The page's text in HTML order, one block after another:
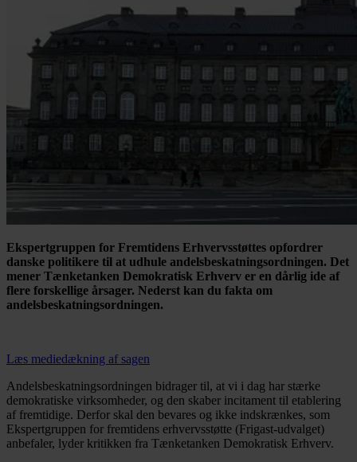
Ekspertgruppen for Fremtidens Erhvervsstøttes opfordrer
danske politikere til at udhule andelsbeskatningsordningen. Det
mener Tænketanken Demokratisk Erhverv er en dårlig ide af
flere forskellige årsager. Nederst kan du fakta om
andelsbeskatningsordningen.
Læs mediedækning af sagen
Andelsbeskatningsordningen bidrager til, at vi i dag har stærke
demokratiske virksomheder, og den skaber incitament til etablering
af fremtidige. Derfor skal den bevares og ikke indskrænkes, som
Ekspertgruppen for fremtidens erhvervsstøtte (Frigast-udvalget)
anbefaler, lyder kritikken fra Tænketanken Demokratisk Erhverv.